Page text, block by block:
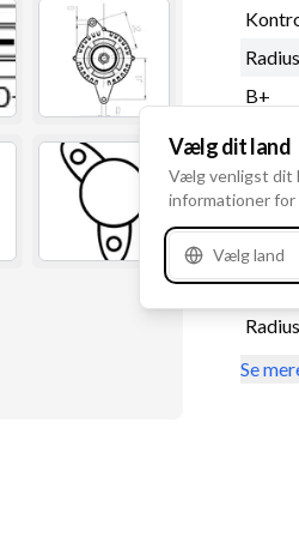
B+
Spor i
Radius
Se
Vælg dit land
Vælg venligst dit
informationer for
Vælg land